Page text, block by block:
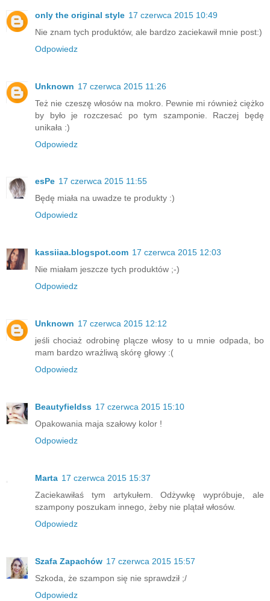
only the original style 17 czerwca 2015 10:49
Nie znam tych produktów, ale bardzo zaciekawił mnie post:)
Odpowiedz
Unknown 17 czerwca 2015 11:26
Też nie czeszę włosów na mokro. Pewnie mi również ciężko
by było je rozczesać po tym szamponie. Raczej będę
unikała :)
Odpowiedz
esPe 17 czerwca 2015 11:55
Będę miała na uwadze te produkty :)
Odpowiedz
kassiiaa.blogspot.com 17 czerwca 2015 12:03
Nie miałam jeszcze tych produktów ;-)
Odpowiedz
Unknown 17 czerwca 2015 12:12
jeśli chociaż odrobinę plącze włosy to u mnie odpada, bo
mam bardzo wrażliwą skórę głowy :(
Odpowiedz
Beautyfieldss 17 czerwca 2015 15:10
Opakowania maja szałowy kolor !
Odpowiedz
Marta 17 czerwca 2015 15:37
Zaciekawiłaś tym artykułem. Odżywkę wypróbuje, ale
szampony poszukam innego, żeby nie plątał włosów.
Odpowiedz
Szafa Zapachów 17 czerwca 2015 15:57
Szkoda, że szampon się nie sprawdził ;/
Odpowiedz